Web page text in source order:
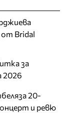
Bridal
за
2026
20-
и ревю